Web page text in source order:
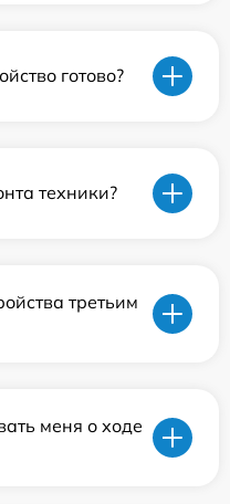
готово?
техники?
третьим
меня о ходе